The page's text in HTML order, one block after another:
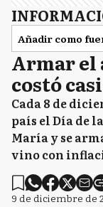
Añadir como
Armar el
costó
Cada 8 de
país el Día de
María y se
vino con
9 de diciembre de